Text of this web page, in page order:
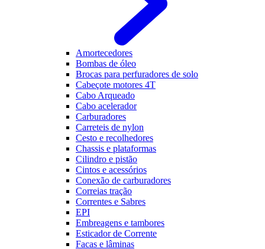
Amortecedores
Bombas de óleo
Brocas para perfuradores de solo
Cabeçote motores 4T
Cabo Arqueado
Cabo acelerador
Carburadores
Carreteis de nylon
Cesto e recolhedores
Chassis e plataformas
Cilindro e pistão
Cintos e acessórios
Conexão de carburadores
Correias tração
Correntes e Sabres
EPI
Embreagens e tambores
Esticador de Corrente
Facas e lâminas